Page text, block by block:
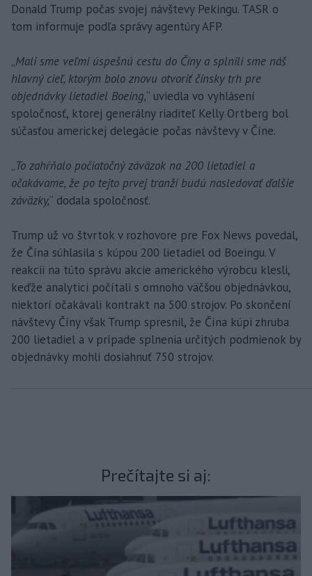
Donald Trump počas svojej návštevy Pekingu. TASR o
tom informuje podľa správy agentúry AFP.
„Mali sme veľmi úspešnú cestu do Číny a splnili sme náš
hlavný cieľ, ktorým bolo znovu otvoriť čínsky trh pre
objednávky lietadiel Boeing,“ uviedla vo vyhlásení
spoločnosť, ktorej generálny riaditeľ Kelly Ortberg bol
súčasťou americkej delegácie počas návštevy v Číne.
„To zahŕňalo počiatočný záväzok na 200 lietadiel a
očakávame, že po tejto prvej tranži budú nasledovať ďalšie
záväzky,“ dodala spoločnosť.
Trump už vo štvrtok v rozhovore pre Fox News povedal,
že Čína súhlasila s kúpou 200 lietadiel od Boeingu. V
reakcii na túto správu akcie amerického výrobcu klesli,
keďže analytici počítali s omnoho väčšou objednávkou,
niektorí očakávali kontrakt na 500 strojov. Po skončení
návštevy Číny však Trump spresnil, že Čína kúpi zhruba
200 lietadiel a v prípade splnenia určitých podmienok by
objednávky mohli dosiahnuť 750 strojov.
Prečítajte si aj: